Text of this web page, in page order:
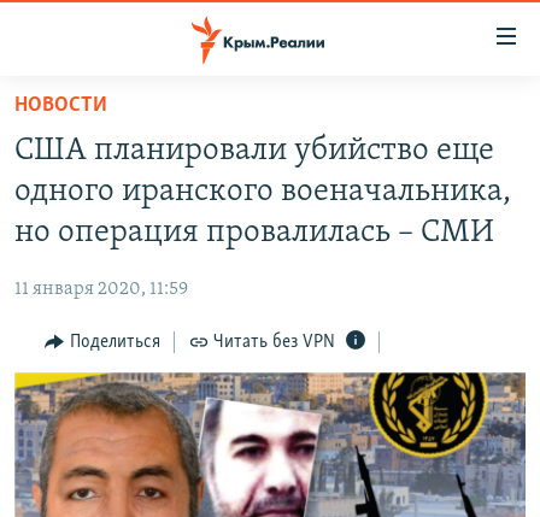
Вернуться
основному
содержанию
главной
навигации
Вернутся
поиску
11 ЛЕТ ОККУПАЦИИ КРЫМА. 11 ИСТОРИЙ СОПРОТИВЛЕНИЯ
ЕЩЕ
ИНТЕРАКТИВ
ИНФОГРАФИКА
ТЕЛЕПРОЕКТ КРЫМ.РЕАЛИИ
СОВЕТЫ ПРАВОЗАЩИТНИКОВ
РАДІО СВОБОДА
КАК ОБОЙТИ БЛОКИРОВКУ
Українською
Qırımtatar
НОВОСТИ
США планировали убийство еще
одного иранского военачальника,
но операция провалилась – СМИ
11 января 2020, 11:59
Поделиться Читать без VPN